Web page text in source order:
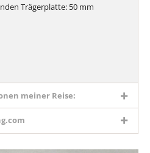
Trägerplatte: 50 mm
meiner Reise: